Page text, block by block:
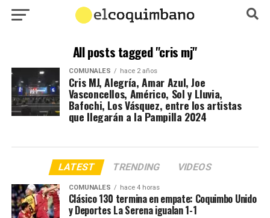
All posts tagged "cris mj"
COMUNALES hace 2 años
Cris MJ, Alegría, Amar Azul, Joe
Vasconcellos, Américo, Sol y Lluvia,
Bafochi, Los Vásquez, entre los artistas
que llegarán a la Pampilla 2024
LATEST TRENDING VIDEOS
COMUNALES hace 4 horas
Clásico 130 termina en empate: Coquimbo Unido
y Deportes La Serena igualan 1-1